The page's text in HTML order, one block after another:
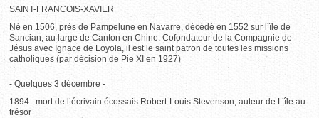
SAINT-FRANCOIS-XAVIER
Né en 1506, près de Pampelune en Navarre, décédé en 1552 sur l’île de
Sancian, au large de Canton en Chine. Cofondateur de la Compagnie de
Jésus avec Ignace de Loyola, il est le saint patron de toutes les missions
catholiques (par décision de Pie XI en 1927)
- Quelques 3 décembre -
1894 : mort de l’écrivain écossais Robert-Louis Stevenson, auteur de L’île au
trésor